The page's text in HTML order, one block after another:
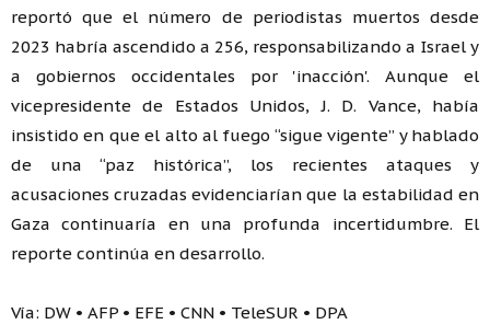
reportó que el número de periodistas muertos desde
2023 habría ascendido a 256, responsabilizando a Israel y
a gobiernos occidentales por 'inacción'. Aunque el
vicepresidente de Estados Unidos, J. D. Vance, había
insistido en que el alto al fuego “sigue vigente” y hablado
de una “paz histórica”, los recientes ataques y
acusaciones cruzadas evidenciarían que la estabilidad en
Gaza continuaría en una profunda incertidumbre. El
reporte continúa en desarrollo.
Vía: DW • AFP • EFE • CNN • TeleSUR • DPA